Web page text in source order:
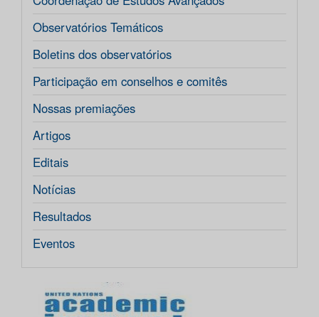
Observatórios Temáticos
Boletins dos observatórios
Participação em conselhos e comitês
Nossas premiações
Artigos
Editais
Notícias
Resultados
Eventos